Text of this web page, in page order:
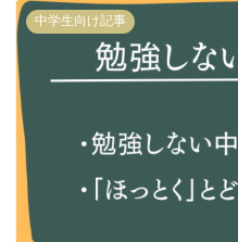
中学生向け記事